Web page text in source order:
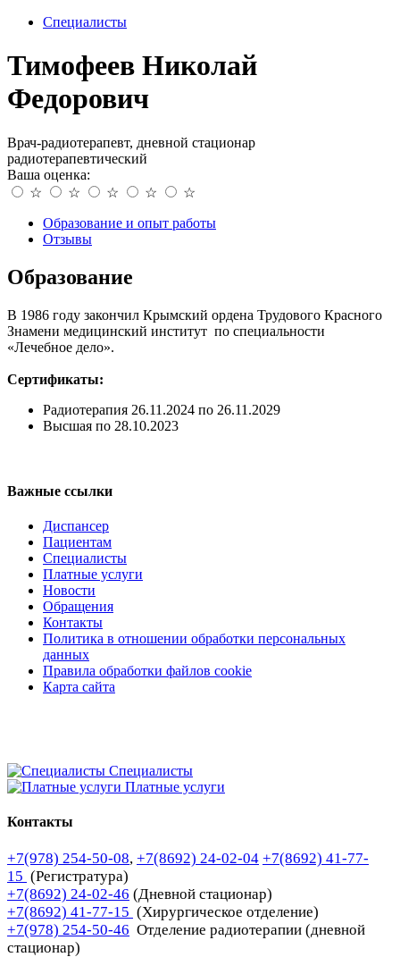
Специалисты
Тимофеев Николай
Федорович
Врач-радиотерапевт, дневной стационар
радиотерапевтический
Ваша оценка:
☆
☆ ☆ ☆
☆
Образование и опыт работы
Отзывы
Образование
В 1986 году закончил Крымский ордена Трудового Красного
Знамени медицинский институт по специальности
«Лечебное дело».
Сертификаты:
Радиотерапия 26.11.2024 по 26.11.2029
Высшая по 28.10.2023
Важные ссылки
Диспансер
Пациентам
Специалисты
Платные услуги
Новости
Обращения
Контакты
Политика в отношении обработки персональных
данных
Правила обработки файлов cookie
Карта сайта
Специалисты
Платные услуги
Контакты
+7(978) 254-50-08, +7(8692) 24-02-04 +7(8692) 41-77-
15 (Регистратура)
+7(8692) 24-02-46 (Дневной стационар)
+7(8692) 41-77-15 (Хирургическое отделение)
+7(978) 254-50-46 Отделение радиотерапии (дневной
стационар)